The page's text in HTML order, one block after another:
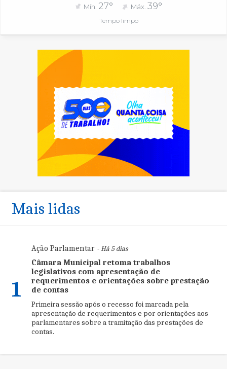
Mín. 27° Máx.39°
Tempo limpo
Mais lidas
1
Ação Parlamentar - Há 5 dias
Câmara Municipal retoma trabalhos
legislativos com apresentação de
requerimentos e orientações sobre prestação
de contas
Primeira sessão após o recesso foi marcada pela
apresentação de requerimentos e por orientações aos
parlamentares sobre a tramitação das prestações de
contas.